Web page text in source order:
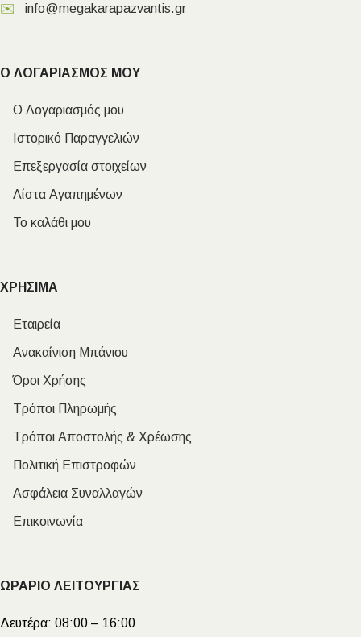
✉️ info@megakarapazvantis.gr
Ο ΛΟΓΑΡΙΑΣΜΟΣ ΜΟΥ
Ο Λογαριασμός μου
Ιστορικό Παραγγελιών
Επεξεργασία στοιχείων
Λίστα Αγαπημένων
Το καλάθι μου
ΧΡΗΣΙΜΑ
Εταιρεία
Ανακαίνιση Μπάνιου
Όροι Χρήσης
Τρόποι Πληρωμής
Τρόποι Αποστολής & Χρέωσης
Πολιτική Επιστροφών
Ασφάλεια Συναλλαγών
Επικοινωνία
ΩΡΑΡΙΟ ΛΕΙΤΟΥΡΓΙΑΣ
Δευτέρα: 08:00 – 16:00